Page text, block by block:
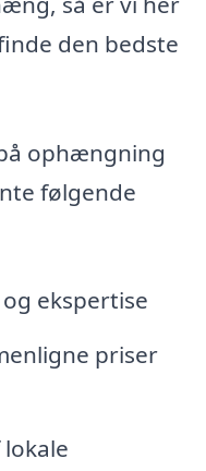
den bedste
ophængning
følgende
ekspertise
priser